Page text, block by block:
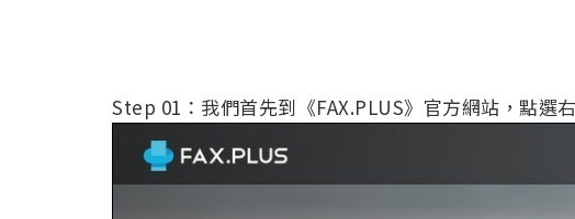
Step 01：我們首先到《FAX.PLUS》官方網站，點選